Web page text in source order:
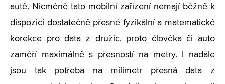
autě. Nicméně tato mobilní zařízení nemají běžně k
dispozici dostatečně přesné fyzikální a matematické
korekce pro data z družic, proto člověka či auto
zaměří maximálně s přesností na metry. I nadále
jsou tak potřeba na milimetr přesná data z